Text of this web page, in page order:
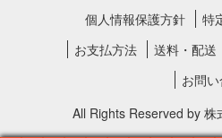
個人情報保護方針
特
お支払方法
送料・配送
お問
All Rights Reserved by 株